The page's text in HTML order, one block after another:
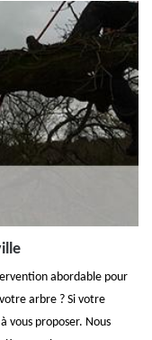
abordable pour
arbre ? Si votre
vous proposer. Nous